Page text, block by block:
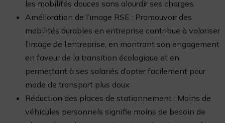
les mobilités douces sans alourdir ses charges.
Amélioration de l’image RSE : Promouvoir des
mobilités durables en entreprise contribue à valoriser
l’image de l’entreprise, en montrant son engagement
en faveur de la transition écologique et en
permettant à ses salariés d’opter facilement pour
mode de transport plus doux
Réduction des places de stationnement : Moins de
véhicules personnels signifie moins de besoin de